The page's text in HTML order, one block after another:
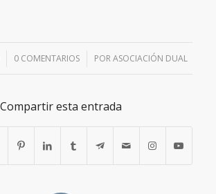
0 COMENTARIOS
/ PORASOCIACIÓN DUAL
Compartir esta entrada